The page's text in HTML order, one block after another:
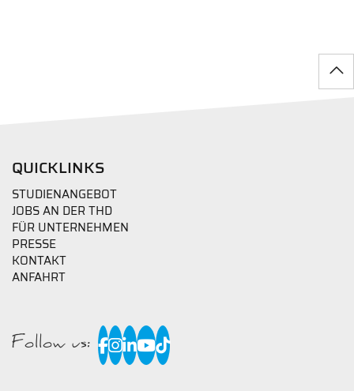
QUICKLINKS
STUDIENANGEBOT
JOBS AN DER THD
FÜR UNTERNEHMEN
PRESSE
KONTAKT
ANFAHRT
Follow us: